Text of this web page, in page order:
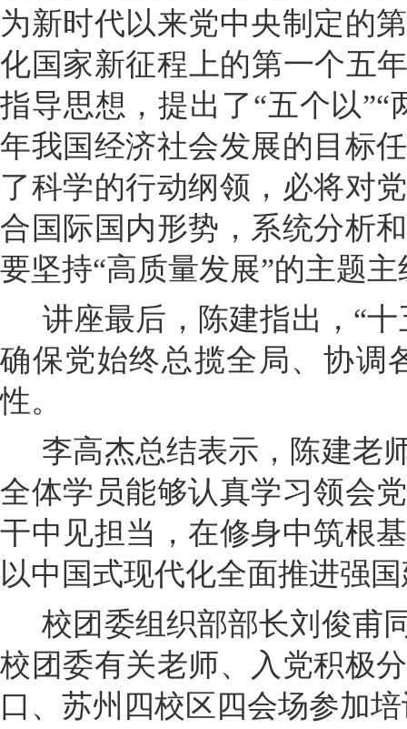
为新时代以来党中央制定的
化国家新征程上的第一个五
指导思想，提出了“五个以
年我国经济社会发展的目标
了科学的行动纲领，必将对
合国际国内形势，系统分析
要坚持“高质量发展”的主题
讲座最后，陈建指出，“
确保党始终总揽全局、协调
性。
李高杰总结表示，陈建老
全体学员能够认真学习领会
干中见担当，在修身中筑根
以中国式现代化全面推进强
校团委组织部部长刘俊甫
校团委有关老师、入党积极
口、苏州四校区四会场参加